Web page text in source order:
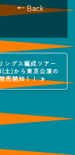
← Back
ングス編成ツアー
土)から東京公演の
売開始！！